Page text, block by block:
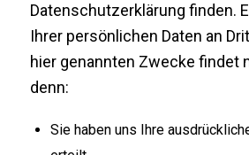
Datenschutzerklärung finden.
Ihrer persönlichen Daten an
hier genannten Zwecke findet
denn:
Sie haben uns Ihre